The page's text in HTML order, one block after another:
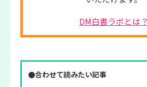
DM白書ラボとは？
●合わせて読みたい記事